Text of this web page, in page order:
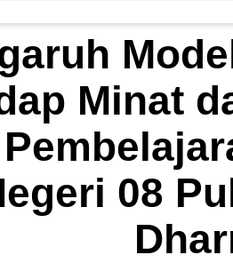
Minat
08